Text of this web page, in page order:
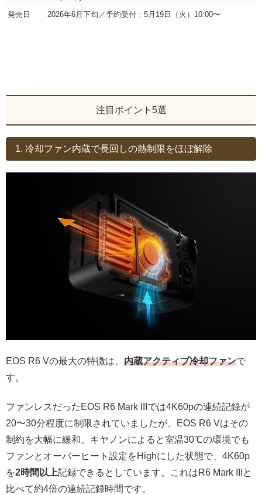
発売日
2026年6月下旬／予約受付：5月19日（火）10:00〜
注目ポイント5選
1. 冷却ファン内蔵で長回しの熱制限をほぼ解除
EOS R6 Vの最大の特徴は、 内蔵アクティブ冷却ファンで
す。
ファンレスだったEOS R6 Mark IIIでは4K60pの連続記録が
20〜30分程度に制限されていましたが、EOS R6 Vはその
制約を大幅に緩和。キヤノンによると室温30℃の環境でも
ファンとオーバーヒート設定をHighにした状態で、4K60p
を2時間以上記録できるとしています。これはR6 Mark IIIと
比べて約4倍の連続記録時間です。